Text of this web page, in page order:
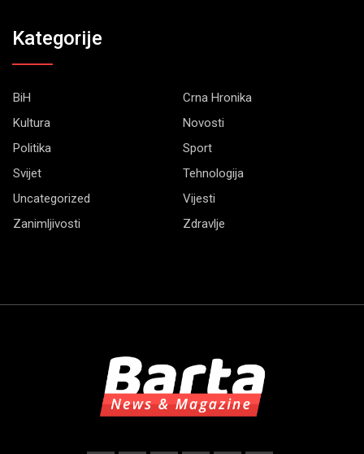
Kategorije
BiH
Crna Hronika
Kultura
Novosti
Politika
Sport
Svijet
Tehnologija
Uncategorized
Vijesti
Zanimljivosti
Zdravlje